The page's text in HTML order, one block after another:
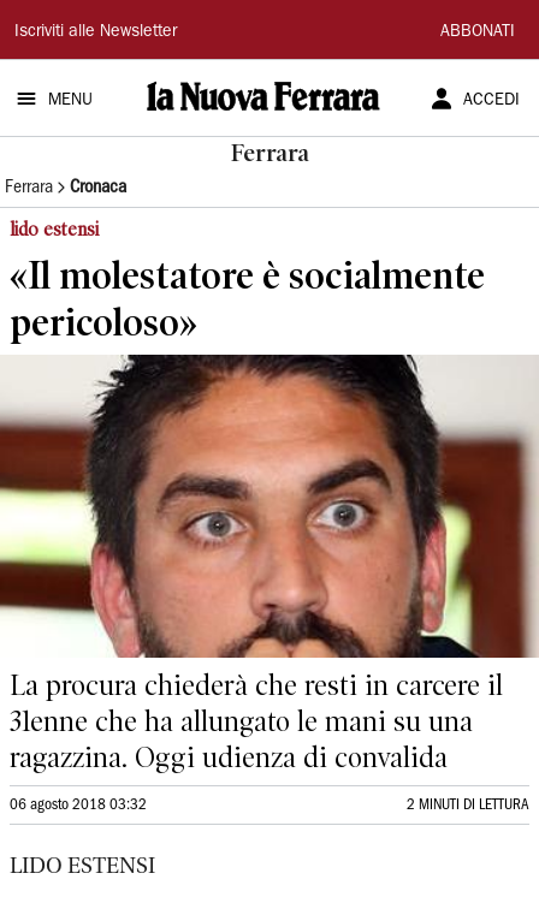
La
Nuova
Ferrara
Iscriviti alle Newsletter ABBONATI
MENU ACCEDI
Ferrara
Ferrara Cronaca
lido estensi
«Il molestatore è socialmente
pericoloso»
La procura chiederà che resti in carcere il
31enne che ha allungato le mani su una
ragazzina. Oggi udienza di convalida
06 agosto 2018 03:32 2 MINUTI DI LETTURA
LIDO ESTENSI